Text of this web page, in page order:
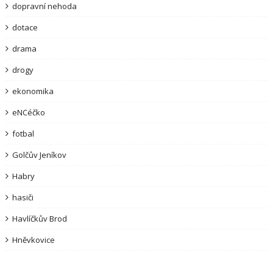
dopravní nehoda
dotace
drama
drogy
ekonomika
eNCéčko
fotbal
Golčův Jeníkov
Habry
hasiči
Havlíčkův Brod
Hněvkovice